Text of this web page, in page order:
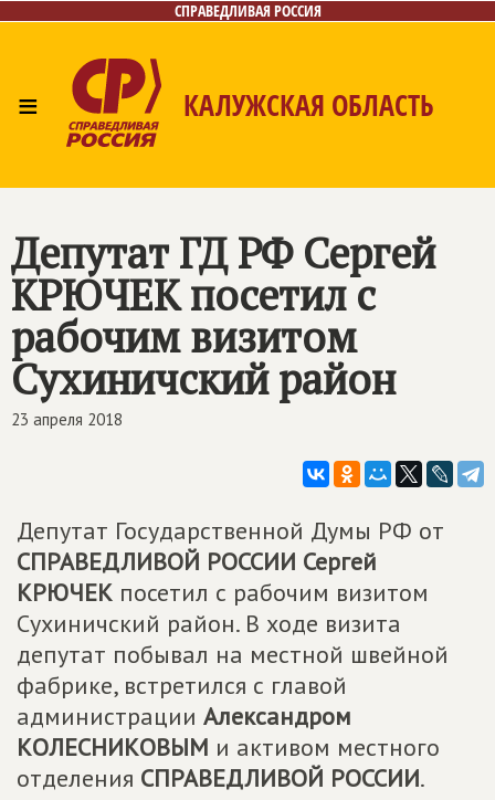
СПРАВЕДЛИВАЯ РОССИЯ
≡ КАЛУЖСКАЯ ОБЛАСТЬ
Контакты
Депутат ГД РФ Сергей
КРЮЧЕК посетил с
рабочим визитом
Сухиничский район
23 апреля 2018
Депутат Государственной Думы РФ от
СПРАВЕДЛИВОЙ РОССИИ Сергей
КРЮЧЕК посетил с рабочим визитом
Сухиничский район. В ходе визита
депутат побывал на местной швейной
фабрике, встретился с главой
администрации Александром
КОЛЕСНИКОВЫМ и активом местного
отделения СПРАВЕДЛИВОЙ РОССИИ.